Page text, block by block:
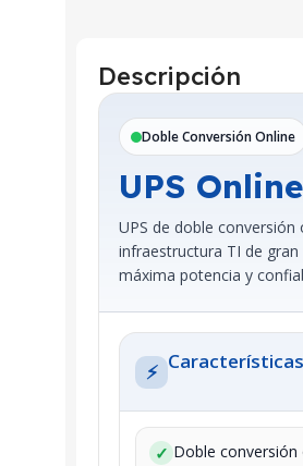
Descripción
Doble Conversión Online
UPS
UPS de doble
infraestructura TI de
máxima potencia y
⚡
✓ Doble